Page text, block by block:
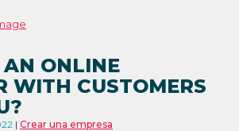
AN ONLINE
WITH CUSTOMERS
Crear una empresa